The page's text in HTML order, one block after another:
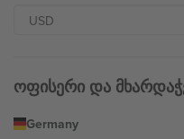
ოფისერი და
Germany